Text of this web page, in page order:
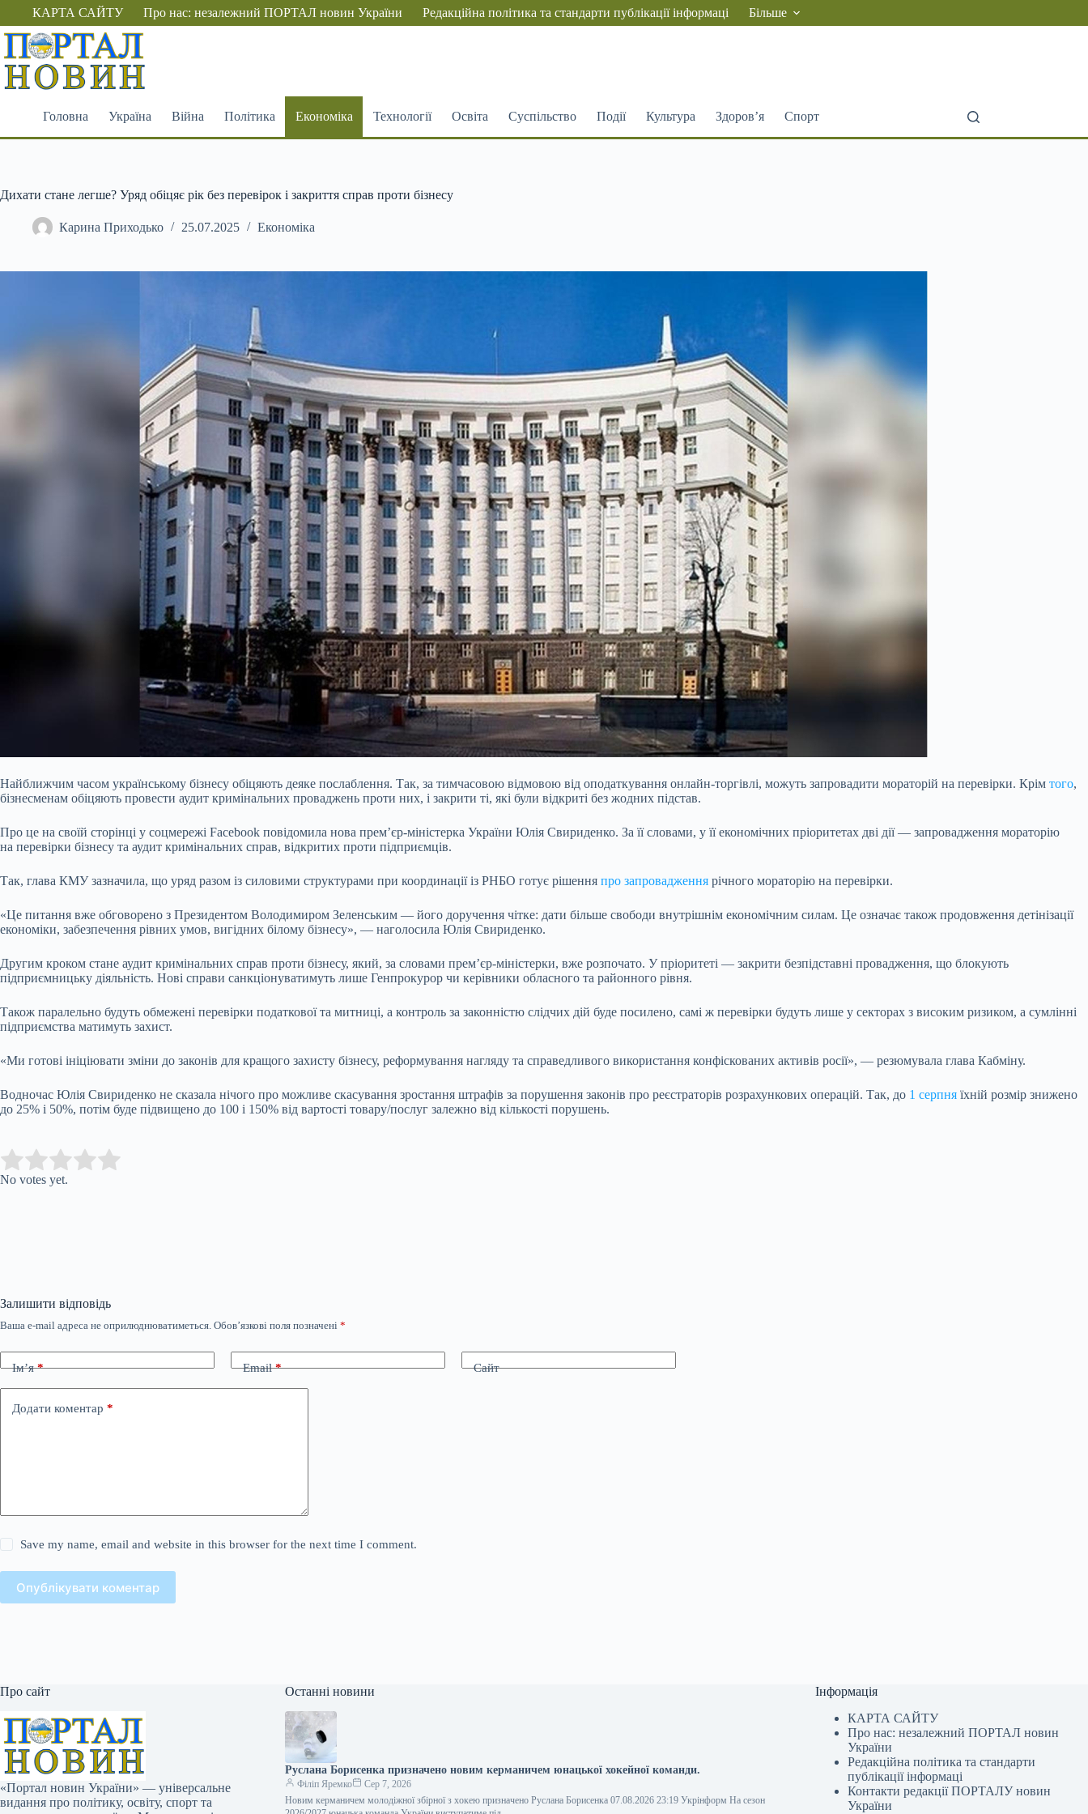
Перейти
вмісту
КАРТА САЙТУ Про нас: незалежний ПОРТАЛ новин України Редакційна політика та стандарти публікації інформаці Більше
Головна Україна Війна Політика Економіка Технології Освіта Суспільство Події Культура Здоров’я Спорт
Дихати стане легше? Уряд обіцяє рік без перевірок і закриття справ проти бізнесу
Карина Приходько 25.07.2025 Економіка
Найближчим часом українському бізнесу обіцяють деяке послаблення. Так, за тимчасовою відмовою від оподаткування онлайн-торгівлі, можуть запровадити мораторій на перевірки. Крім того,
бізнесменам обіцяють провести аудит кримінальних проваджень проти них, і закрити ті, які були відкриті без жодних підстав.
Про це на своїй сторінці у соцмережі Facebook повідомила нова прем’єр-міністерка України Юлія Свириденко. За її словами, у її економічних пріоритетах дві дії — запровадження мораторію
на перевірки бізнесу та аудит кримінальних справ, відкритих проти підприємців.
Так, глава КМУ зазначила, що уряд разом із силовими структурами при координації із РНБО готує рішення про запровадження річного мораторію на перевірки.
«Це питання вже обговорено з Президентом Володимиром Зеленським — його доручення чітке: дати більше свободи внутрішнім економічним силам. Це означає також продовження детінізації
економіки, забезпечення рівних умов, вигідних білому бізнесу», — наголосила Юлія Свириденко.
Другим кроком стане аудит кримінальних справ проти бізнесу, який, за словами прем’єр-міністерки, вже розпочато. У пріоритеті — закрити безпідставні провадження, що блокують
підприємницьку діяльність. Нові справи санкціонуватимуть лише Генпрокурор чи керівники обласного та районного рівня.
Також паралельно будуть обмежені перевірки податкової та митниці, а контроль за законністю слідчих дій буде посилено, самі ж перевірки будуть лише у секторах з високим ризиком, а сумлінні
підприємства матимуть захист.
«Ми готові ініціювати зміни до законів для кращого захисту бізнесу, реформування нагляду та справедливого використання конфіскованих активів росії», — резюмувала глава Кабміну.
Водночас Юлія Свириденко не сказала нічого про можливе скасування зростання штрафів за порушення законів про реєстраторів розрахункових операцій. Так, до 1 серпня їхній розмір знижено
до 25% і 50%, потім буде підвищено до 100 і 150% від вартості товару/послуг залежно від кількості порушень.
Rate this item:
No votes yet.
Залишити відповідь
Ваша e-mail адреса не оприлюднюватиметься. Обов’язкові поля позначені *
Ім’я* Email* Сайт
Додати коментар *
Save my name, email and website in this browser for the next time I comment.
Опублікувати коментар
Про сайт
«Портал новин України» — універсальне
видання про політику, освіту, спорт та
Останні новини
Руслана Борисенка призначено новим керманичем юнацької хокейної команди.
Філіп Яремко
Сер 7, 2026
Новим керманичем молодіжної збірної з хокею призначено Руслана Борисенка 07.08.2026 23:19 Укрінформ На сезон
Інформація
КАРТА САЙТУ
Про нас: незалежний ПОРТАЛ новин
України
Редакційна політика та стандарти
публікації інформаці
Контакти редакції ПОРТАЛУ новин
України